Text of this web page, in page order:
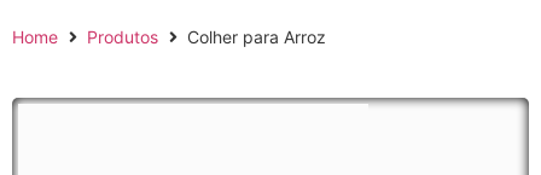
Home Produtos Colher para Arroz